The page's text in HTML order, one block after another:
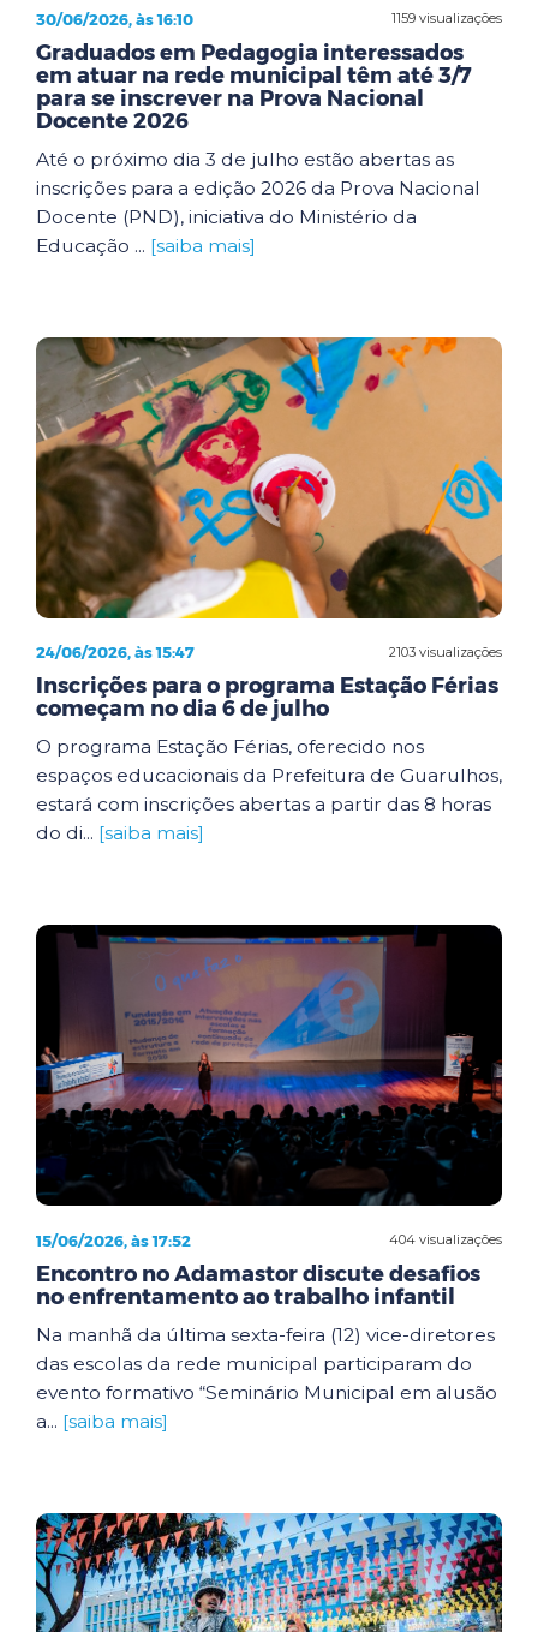
1159 visualizações
30/06/2026, às 16:10
Graduados em Pedagogia interessados
em atuar na rede municipal têm até 3/7
para se inscrever na Prova Nacional
Docente 2026
Até o próximo dia 3 de julho estão abertas as
inscrições para a edição 2026 da Prova Nacional
Docente (PND), iniciativa do Ministério da
Educação ... [saiba mais]
2103 visualizações
24/06/2026, às 15:47
Inscrições para o programa Estação Férias
começam no dia 6 de julho
O programa Estação Férias, oferecido nos
espaços educacionais da Prefeitura de Guarulhos,
estará com inscrições abertas a partir das 8 horas
do di... [saiba mais]
404 visualizações
15/06/2026, às 17:52
Encontro no Adamastor discute desafios
no enfrentamento ao trabalho infantil
Na manhã da última sexta-feira (12) vice-diretores
das escolas da rede municipal participaram do
evento formativo “Seminário Municipal em alusão
a... [saiba mais]